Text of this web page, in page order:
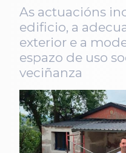
As actuacións
edificio, a
exterior e a
espazo de uso
veciñanza